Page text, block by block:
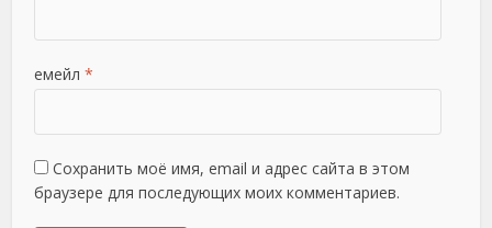
емейл *
Сохранить моё имя, email и адрес сайта в этом
браузере для последующих моих комментариев.